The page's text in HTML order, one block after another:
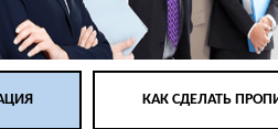
КАК СДЕЛАТЬ